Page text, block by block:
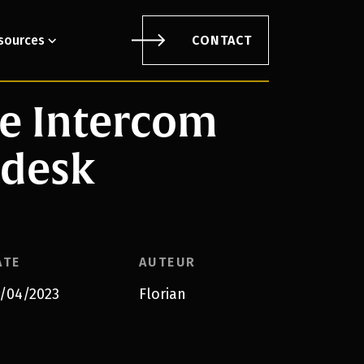
CONTACT
Intercom
04/2023
AUTEUR
Florian